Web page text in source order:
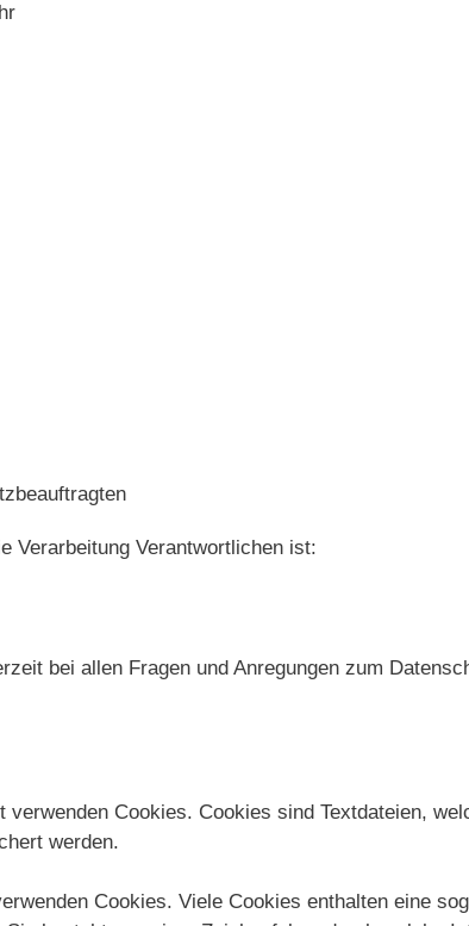
Verarbeitung Verantwortlichen ist:
bei allen Fragen und Anregungen zum
Cookies. Cookies sind Textdateien,
werden.
Cookies. Viele Cookies enthalten eine